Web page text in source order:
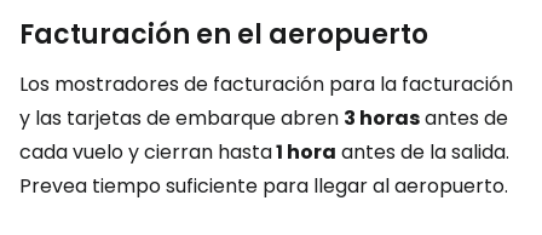
Facturación en el aeropuerto
Los mostradores de facturación para la facturación
y las tarjetas de embarque abren 3 horasantes de
cada vuelo y cierran hasta1 hora antes de la salida.
Prevea tiempo suficiente para llegar al aeropuerto.